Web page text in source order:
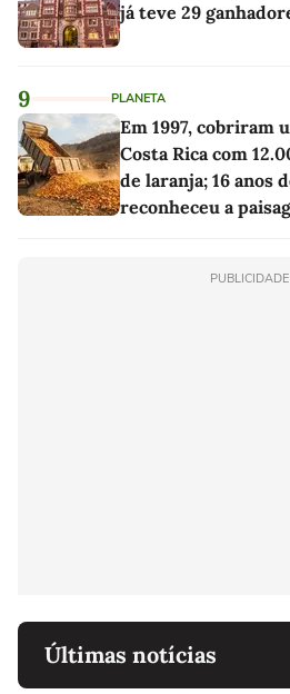
já teve 29
9 PLANETA
Em 1997, cobriram
Costa Rica com
de laranja; 16 anos
reconheceu a
PUBLICIDADE
Últimas notícias